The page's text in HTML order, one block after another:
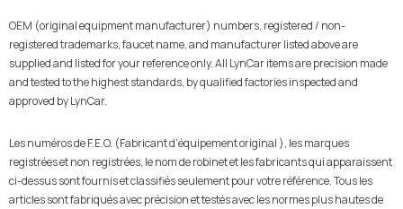
OEM (original equipment manufacturer) numbers, registered / non-
registered trademarks, faucet name, and manufacturer listed above are
supplied and listed for your reference only. All LynCar items are precision made
and tested to the highest standards, by qualified factories inspected and
approved by LynCar.
Les numéros de F.E.O. (Fabricant d’équipement original ), les marques
registrées et non registrées, le nom de robinet et les fabricants qui apparaissent
ci-dessus sont fournis et classifiés seulement pour votre référence. Tous les
articles sont fabriqués avec précision et testés avec les normes plus hautes de